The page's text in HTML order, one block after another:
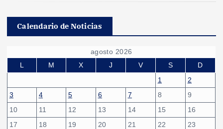
Calendario de Noticias
agosto 2026
L
M X J V S
D
1
2
3
4 5 6 7 8
9
10
11 12 13 14 15
16
17
18 19 20 21 22
23